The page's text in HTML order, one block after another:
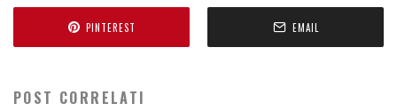
PINTEREST EMAIL
POST CORRELATI